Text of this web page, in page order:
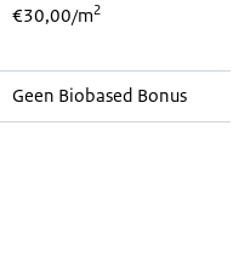
€30,00/m2
Geen Biobased Bonus